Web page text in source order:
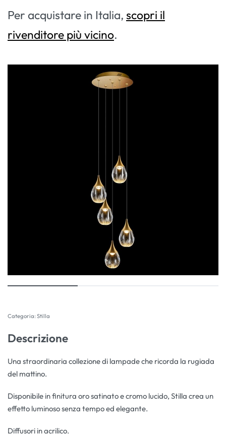
Per acquistare in Italia, scopri il
rivenditore più vicino.
Categoria: Stilla
Descrizione
Una straordinaria collezione di lampade che ricorda la rugiada
del mattino.
Disponibile in finitura oro satinato e cromo lucido, Stilla crea un
effetto luminoso senza tempo ed elegante.
Diffusori in acrilico.